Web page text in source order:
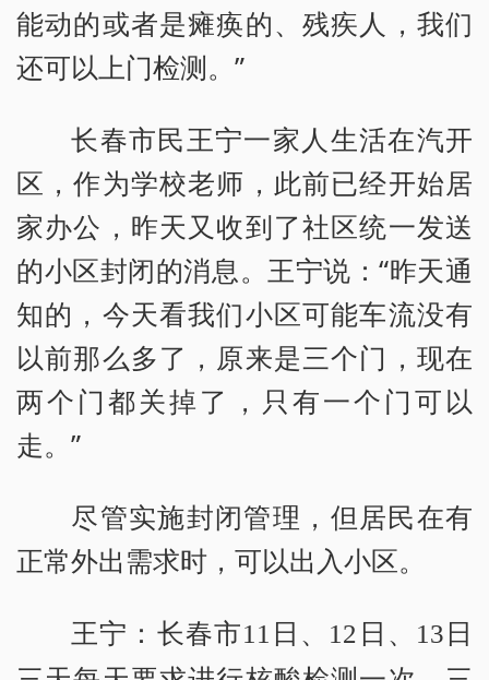
能动的或者是瘫痪的、残疾人，我们
还可以上门检测。”
长春市民王宁一家人生活在汽开
区，作为学校老师，此前已经开始居
家办公，昨天又收到了社区统一发送
的小区封闭的消息。王宁说：“昨天通
知的，今天看我们小区可能车流没有
以前那么多了，原来是三个门，现在
两个门都关掉了，只有一个门可以
走。”
尽管实施封闭管理，但居民在有
正常外出需求时，可以出入小区。
王宁：长春市11日、12日、13日